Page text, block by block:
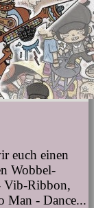
euch einen
Wobbel-
Vib-Ribbon,
Man - Dance...